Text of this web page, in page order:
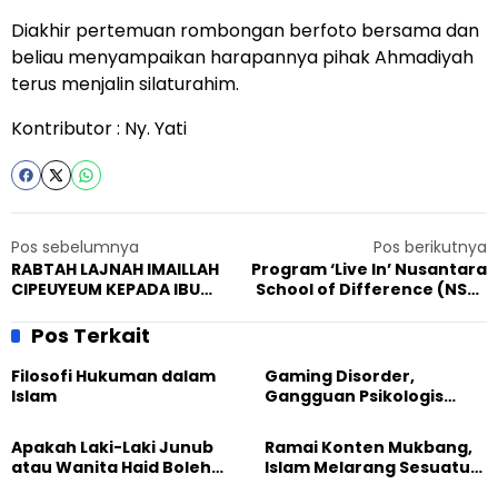
Diakhir pertemuan rombongan berfoto bersama dan
beliau menyampaikan harapannya pihak Ahmadiyah
terus menjalin silaturahim.
Kontributor : Ny. Yati
Pos sebelumnya
RABTAH LAJNAH IMAILLAH
CIPEUYEUM KEPADA IBU
Pos berikutnya
Program ‘Live In’ Nusantara
School of Difference (NSD)
Pos Terkait
Filosofi Hukuman dalam
Islam
Gaming Disorder,
Gangguan Psikologis
WHO
Apakah Laki-Laki Junub
atau Wanita Haid Boleh
Ramai Konten Mukbang,
Islam Melarang Sesuatu